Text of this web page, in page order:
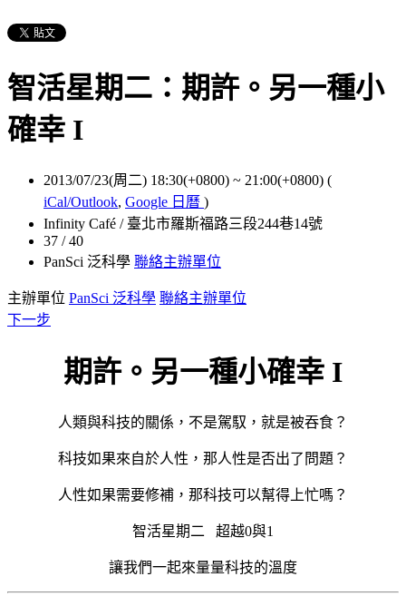
智活星期二：期許。另一種小
確幸 I
2013/07/23(周二) 18:30(+0800) ~ 21:00(+0800) (
iCal/Outlook, Google 日曆 )
Infinity Café / 臺北市羅斯福路三段244巷14號
37 / 40
PanSci 泛科學 聯絡主辦單位
主辦單位 PanSci 泛科學 聯絡主辦單位
下一步
期許。另一種小確幸 I
人類與科技的關係，不是駕馭，就是被吞食？
科技如果來自於人性，那人性是否出了問題？
人性如果需要修補，那科技可以幫得上忙嗎？
智活星期二 超越0與1
讓我們一起來量量科技的溫度